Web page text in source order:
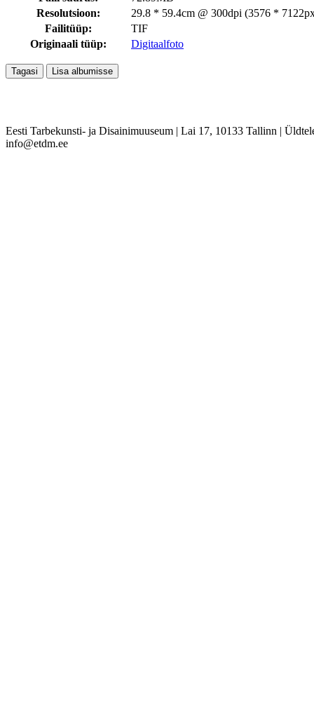
Resolutsioon:
29.8 * 59.4cm @ 300dpi (3576 *
Failitüüp:
TIF
Originaali tüüp:
Digitaalfoto
Eesti Tarbekunsti- ja Disainimuuseum | Lai 17, 10133 Tallinn |
info@etdm.ee